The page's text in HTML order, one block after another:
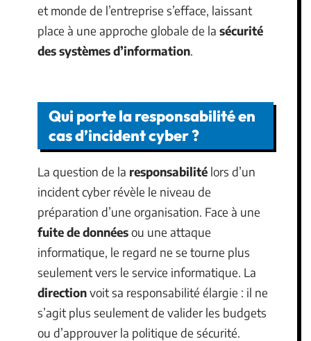
et monde de l’entreprise s’efface, laissant
place à une approche globale de la sécurité
des systèmes d’information.
Qui porte la responsabilité en
cas d’incident cyber ?
La question de la responsabilité lors d’un
incident cyber révèle le niveau de
préparation d’une organisation. Face à une
fuite de donnéesou une attaque
informatique, le regard ne se tourne plus
seulement vers le service informatique. La
directionvoit sa responsabilité élargie : il ne
s’agit plus seulement de valider les budgets
ou d’approuver la politique de sécurité.